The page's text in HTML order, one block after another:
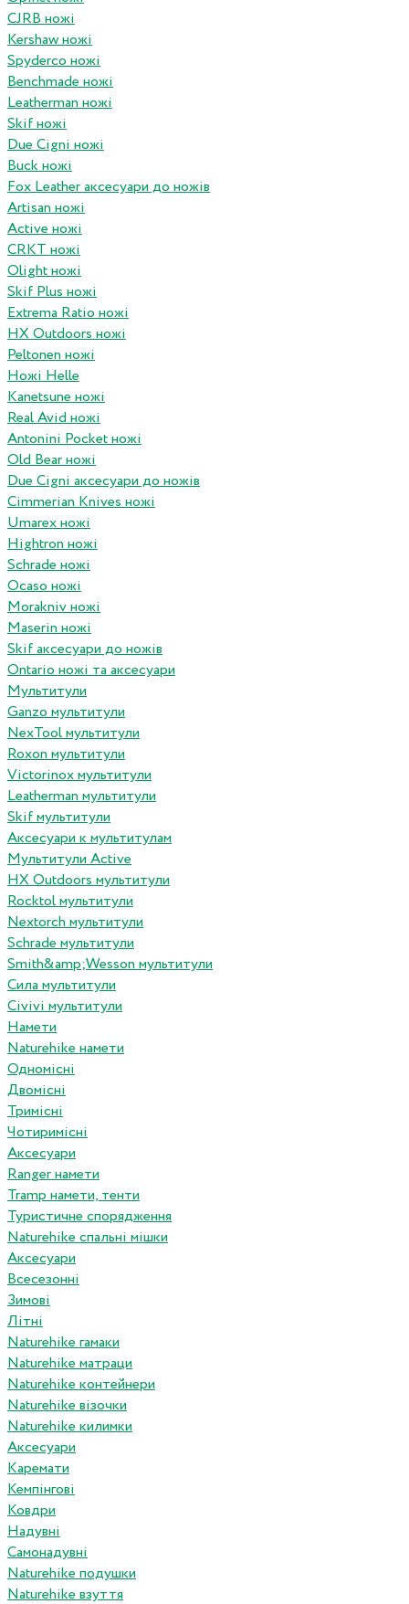
CJRB ножі
Kershaw ножі
Spyderco ножі
Benchmade ножі
Leatherman ножі
Skif ножі
Due Cigni ножі
Buck ножі
Fox Leather аксесуари до ножів
Artisan ножі
Active ножі
CRKT ножі
Olight ножі
Skif Plus ножі
Extrema Ratio ножі
HX Outdoors ножі
Peltonen ножі
Ножі Helle
Kanetsune ножі
Real Avid ножі
Antonini Pocket ножі
Old Bear ножі
Due Cigni аксесуари до ножів
Cimmerian Knives ножі
Umarex ножі
Hightron ножі
Schrade ножі
Ocaso ножі
Morakniv ножі
Maserin ножі
Skif аксесуари до ножів
Ontario ножі та аксесуари
Мультитули
Ganzo мультитули
NexTool мультитули
Roxon мультитули
Victorinox мультитули
Leatherman мультитули
Skif мультитули
Аксесуари к мультитулам
Мультитули Active
HX Outdoors мультитули
Rocktol мультитули
Nextorch мультитули
Schrade мультитули
Smith&amp;Wesson мультитули
Сила мультитули
Civivi мультитули
Намети
Naturehike намети
Одномісні
Двомісні
Тримісні
Чотиримісні
Аксесуари
Ranger намети
Tramp намети, тенти
Туристичне спорядження
Naturehike спальні мішки
Аксесуари
Всесезонні
Зимові
Літні
Naturehike гамаки
Naturehike матраци
Naturehike контейнери
Naturehike візочки
Naturehike килимки
Аксесуари
Каремати
Кемпінгові
Ковдри
Надувні
Самонадувні
Naturehike подушки
Naturehike взуття